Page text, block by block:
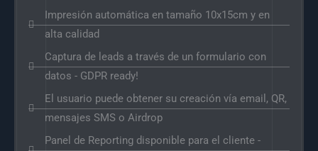
Impresión automática en tamaño 10x15cm y en
alta calidad
Captura de leads a través de un formulario con
datos - GDPR ready!
El usuario puede obtener su creación vía email, QR,
mensajes SMS o Airdrop
Panel de Reporting disponible para el cliente -